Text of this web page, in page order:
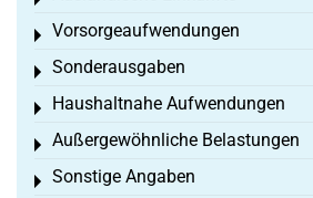
Vorsorgeaufwendungen
Toggle menu
Sonderausgaben
Toggle menu
Haushaltnahe Aufwendungen
Toggle menu
Außergewöhnliche Belastungen
Toggle menu
Sonstige Angaben
Toggle menu